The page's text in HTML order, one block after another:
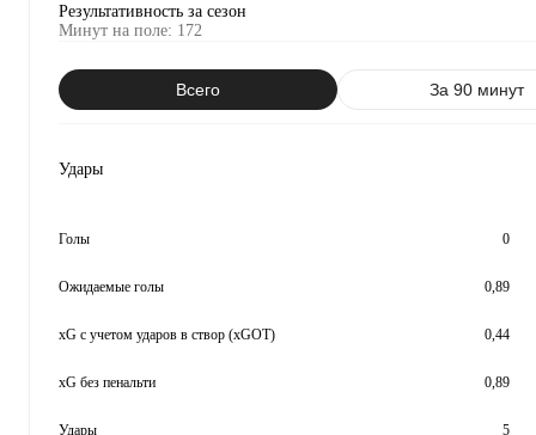
Результативность за сезон
Минут на поле: 172
Всего За 90 минут
Удары
Голы 0
Ожидаемые голы 0,89
xG с учетом ударов в створ (xGOT) 0,44
xG без пенальти 0,89
Удары 5